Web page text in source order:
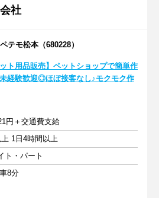
社
モ松本（680228）
ット用品販売】ペットショップで簡単作
経験歓迎◎ほぼ接客なし♪モクモク作
円＋交通費支給
1日4時間以上
ト・パート
8分